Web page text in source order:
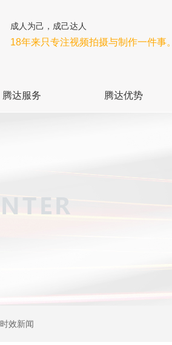
成人为己，成己达人
18年来只专注视频拍摄与制作一件事
腾达服务 腾达优势
时效新闻